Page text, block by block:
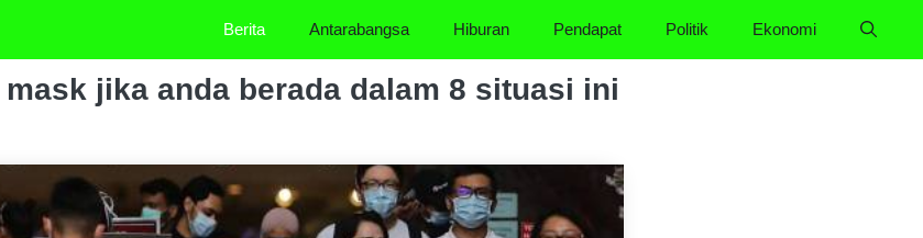
Berita Antarabangsa Hiburan Pendapat Politik Ekonomi
jika anda berada dalam 8 situasi ini